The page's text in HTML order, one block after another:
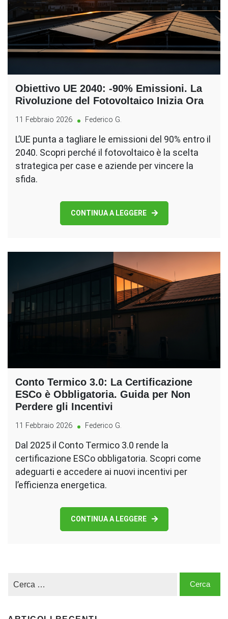
Obiettivo UE 2040: -90% Emissioni. La
Rivoluzione del Fotovoltaico Inizia Ora
11 Febbraio 2026 Federico G.
L’UE punta a tagliare le emissioni del 90% entro il
2040. Scopri perché il fotovoltaico è la scelta
strategica per case e aziende per vincere la
sfida.
CONTINUA A LEGGERE
Conto Termico 3.0: La Certificazione
ESCo è Obbligatoria. Guida per Non
Perdere gli Incentivi
11 Febbraio 2026 Federico G.
Dal 2025 il Conto Termico 3.0 rende la
certificazione ESCo obbligatoria. Scopri come
adeguarti e accedere ai nuovi incentivi per
l’efficienza energetica.
CONTINUA A LEGGERE